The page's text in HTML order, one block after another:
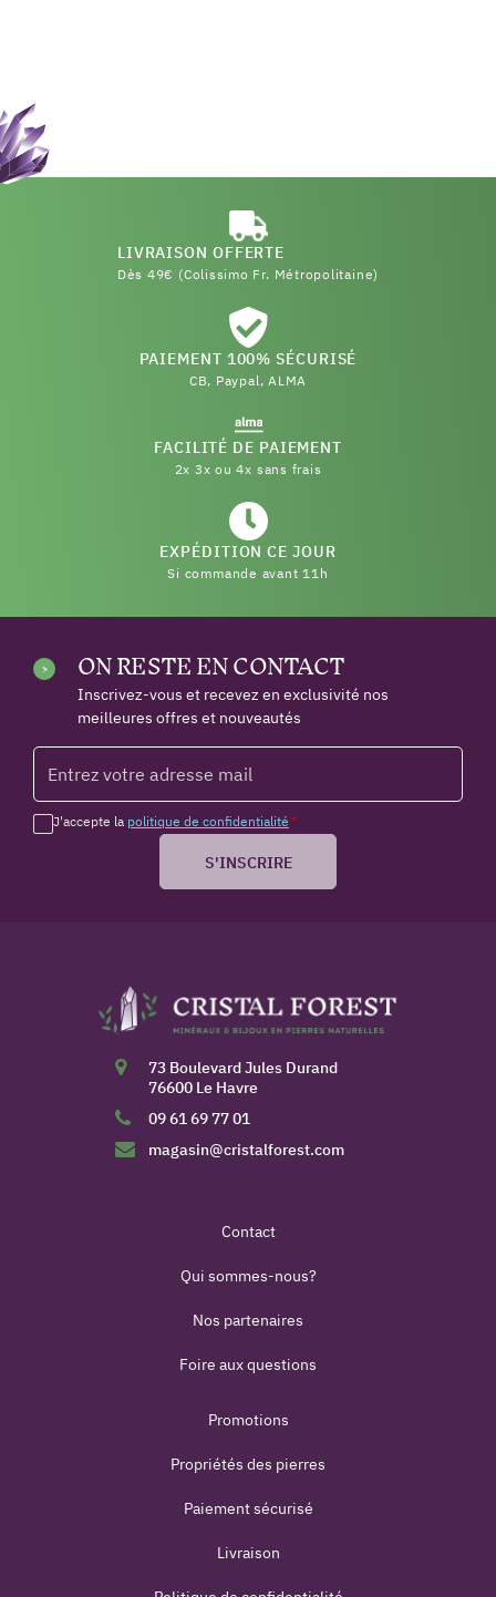
LIVRAISON OFFERTE
Dès 49€ (Colissimo Fr. Métropolitaine)
PAIEMENT 100% SÉCURISÉ
CB, Paypal, ALMA
FACILITÉ DE PAIEMENT
2x 3x ou 4x sans frais
EXPÉDITION CE JOUR
Si commande avant 11h
ON RESTE EN CONTACT
Inscrivez-vous et recevez en exclusivité nos
meilleures offres et nouveautés
J'accepte la politique de confidentialité *
S'INSCRIRE
73 Boulevard Jules Durand
76600 Le Havre
09 61 69 77 01
magasin@cristalforest.com
Contact
Qui sommes-nous?
Nos partenaires
Foire aux questions
Promotions
Propriétés des pierres
Paiement sécurisé
Livraison